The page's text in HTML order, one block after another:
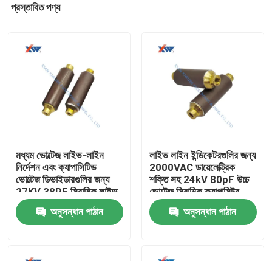
প্রস্তাবিত পণ্য
মধ্যম ভোল্টেজ লাইভ-লাইন
নির্দেশন এবং ক্যাপাসিটিভ
ভোল্টেজ ডিভাইডারগুলির জন্য
27KV 38PF সিরামিক লাইভ
লাইন ক্যাপাসিটর
অনুসন্ধান পাঠান
লাইভ লাইন ইন্ডিকেটরগুলির জন্য
2000VAC ডায়েলেক্ট্রিক
শক্তি সহ 24kV 80pF উচ্চ
ভোল্টেজ সিরামিক ক্যাপাসিটর
অনুসন্ধান পাঠান